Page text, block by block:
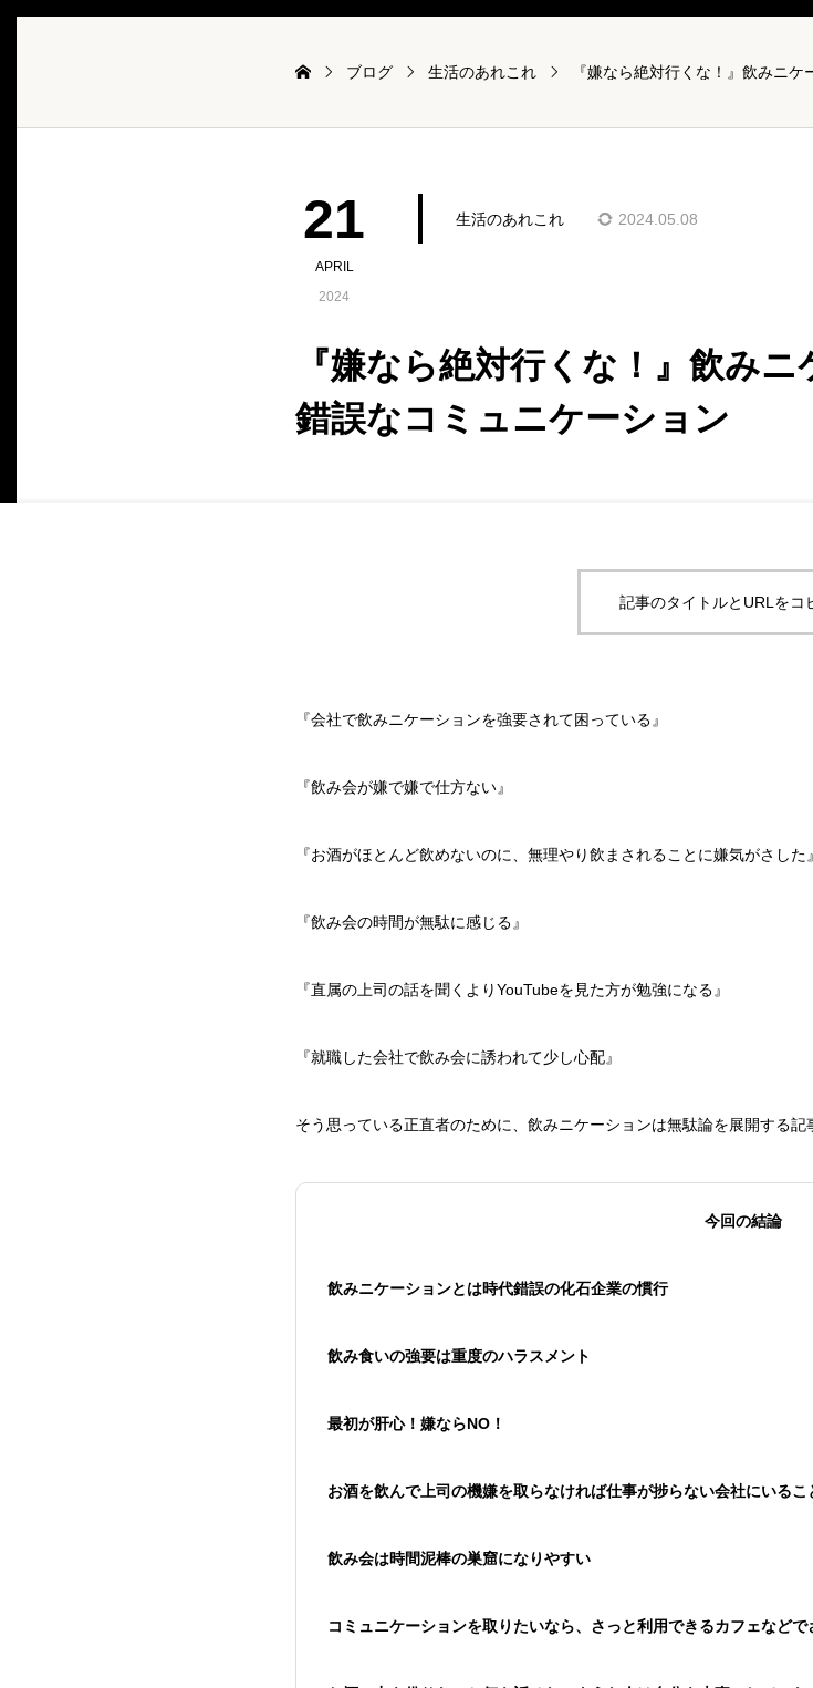
ブログ 生活のあれこれ
21
APRIL
2024
生活のあれこれ 2024.05.08
『嫌なら絶対行くな！』飲み
錯誤なコミュニケーション
記事のタイトルとURLをコ
『会社で飲みニケーションを強要されて困っている』
『飲み会が嫌で嫌で仕方ない』
『お酒がほとんど飲めないのに、無理やり飲まされることに嫌気がさした』
『飲み会の時間が無駄に感じる』
『直属の上司の話を聞くよりYouTubeを見た方が勉強になる』
『就職した会社で飲み会に誘われて少し心配』
そう思っている正直者のために、飲みニケーションは無駄論を展開する記
今回の結論
飲みニケーションとは時代錯誤の化石企業の慣行
飲み食いの強要は重度のハラスメント
最初が肝心！嫌ならNO！
お酒を飲んで上司の機嫌を取らなければ仕事が捗らない会社にいる
飲み会は時間泥棒の巣窟になりやすい
コミュニケーションを取りたいなら、さっと利用できるカフェなどで